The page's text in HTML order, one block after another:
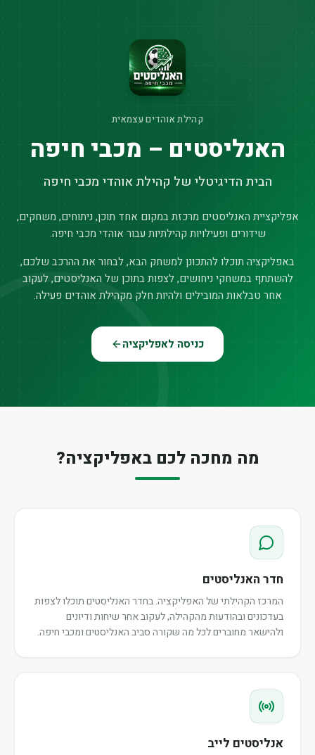
קהילת אוהדים עצמאית
האנליסטים – מכבי חיפה
הבית הדיגיטלי של קהילת אוהדי מכבי חיפה
אפליקציית האנליסטים מרכזת במקום אחד תוכן, ניתוחים, משחקים,
שידורים ופעילויות קהילתיות עבור אוהדי מכבי חיפה.
באפליקציה תוכלו להתכונן למשחק הבא, לבחור את ההרכב שלכם,
להשתתף במשחקי ניחושים, לצפות בתוכן של האנליסטים, לעקוב
אחר טבלאות המובילים ולהיות חלק מקהילת אוהדים פעילה.
כניסה לאפליקציה
מה מחכה לכם באפליקציה?
חדר האנליסטים
המרכז הקהילתי של האפליקציה. בחדר האנליסטים תוכלו לצפות
בעדכונים ובהודעות מהקהילה, לעקוב אחר שיחות ודיונים
ולהישאר מחוברים לכל מה שקורה סביב האנליסטים ומכבי חיפה.
אנליסטים לייב